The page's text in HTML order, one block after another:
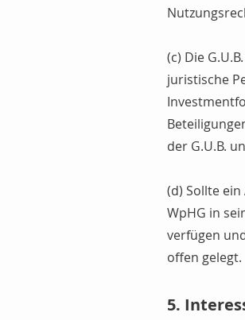
(c) Die
juristische
der G.U.B.
(d) Sollte
WpHG in
verfügen
offen gelegt.
5.